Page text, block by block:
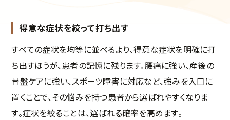
得意な症状を絞って打ち出す
すべての症状を均等に並べるより、得意な症状を明確に打
ち出すほうが、患者の記憶に残ります。腰痛に強い、産後の
骨盤ケアに強い、スポーツ障害に対応など、強みを入口に
置くことで、その悩みを持つ患者から選ばれやすくなりま
す。症状を絞ることは、選ばれる確率を高めます。